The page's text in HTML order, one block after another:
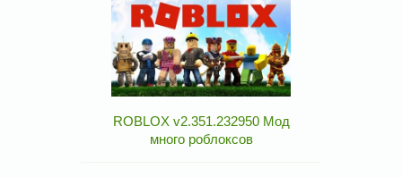
ROBLOX v2.351.232950 Мод
много роблоксов